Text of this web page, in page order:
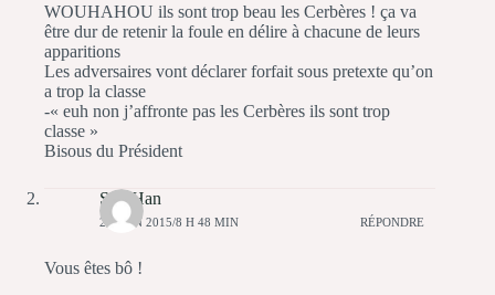
WOUHAHOU ils sont trop beau les Cerbères ! ça va
être dur de retenir la foule en délire à chacune de leurs
apparitions
Les adversaires vont déclarer forfait sous pretexte qu’on
a trop la classe
-« euh non j’affronte pas les Cerbères ils sont trop
classe »
Bisous du Président
Stef Han
24 JUIN 2015/8 H 48 MIN RÉPONDRE
Vous êtes bô !